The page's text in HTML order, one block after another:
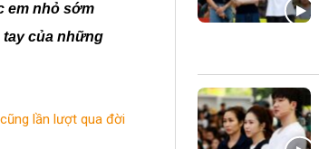
em nhỏ sớm
của những
lần lượt qua đời